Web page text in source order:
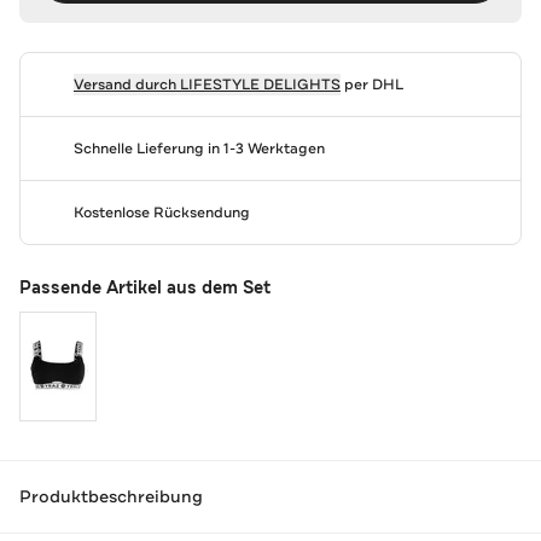
Versand durch LIFESTYLE DELIGHTSper DHL
Schnelle Lieferung in 1-3 Werktagen
Kostenlose Rücksendung
Passende Artikel aus dem Set
Produktbeschreibung